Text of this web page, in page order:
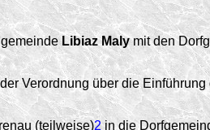
Libiaz Malymit den
der Verordnung über die
(teilweise)2in die